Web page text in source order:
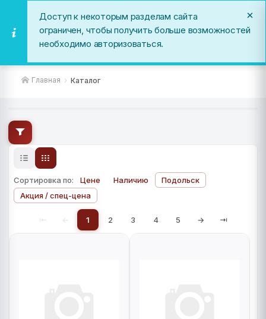
Главная Каталог
Сортировка по: Цене Наличию
Подольск
Акция / спец-цена
⇤ ← 1 2 3 4 5 → ⇥
Доступ к некоторым разделам сайта
ограничен, чтобы получить больше возможностей
необходимо авторизоваться.